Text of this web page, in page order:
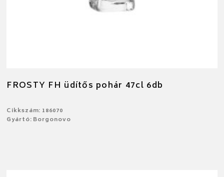
FROSTY FH üdítős pohár 47cl 6db
Cikkszám: 186070
Gyártó: Borgonovo